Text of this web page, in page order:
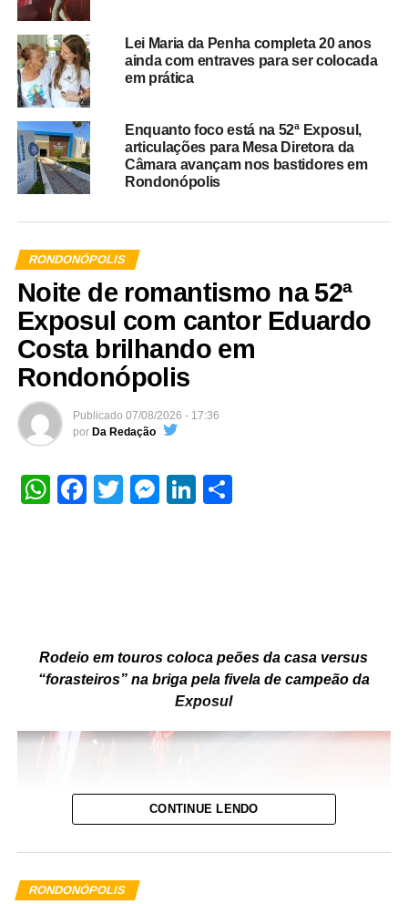
Lei Maria da Penha completa 20 anos
ainda com entraves para ser colocada
em prática
Enquanto foco está na 52ª Exposul,
articulações para Mesa Diretora da
Câmara avançam nos bastidores em
Rondonópolis
RONDONÓPOLIS
Noite de romantismo na 52ª
Exposul com cantor Eduardo
Costa brilhando em
Rondonópolis
Publicado 07/08/2026 - 17:36
por Da Redação
WhatsApp
Facebook
TwitterMessenger
LinkedIn
Rodeio em touros coloca peões da casa versus
“forasteiros” na briga pela fivela de campeão da
Exposul
CONTINUE LENDO
RONDONÓPOLIS